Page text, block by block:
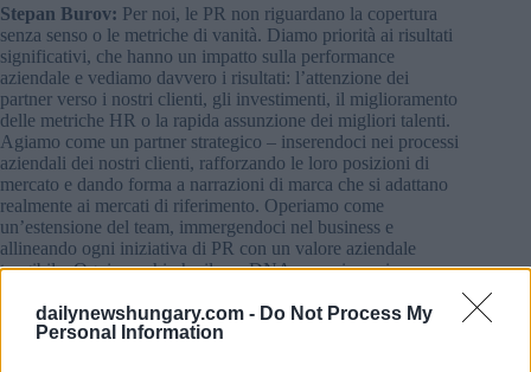
dailynewshungary.com - Do Not Process My
Personal Information
Stepan Burov: Per noi, le PR non riguardano la copertura
senza senso o le metriche di vanità. Diamo priorità ai risultati
significativi, che hanno un impatto sulla performance
aziendale e vediamo davvero i risultati: l’attenzione dei
partner verso i nostri clienti, gli investimenti, il miglioramento
delle metriche HR o la rapida assunzione dei migliori talenti.
Agiamo come un partner strategico – inserendoci nei processi
aziendali dei nostri clienti, rafforzando le loro posizioni di
mercato e dando forma a narrazioni di marca che si adattano
realmente ai mercati di riferimento. Operiamo come
un’estensione del team, immergendoci nel business e
allineando ogni iniziativa di PR con un valore aziendale
tangibile. Ogni marchio ha il suo DNA – e noi sappiamo
a livello globale che locale.